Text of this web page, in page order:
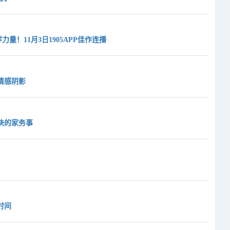
量！11月3日1905APP佳作连播
感阴影
的家务事
间